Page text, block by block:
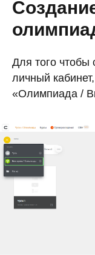
Для того чтобы
личный
«Олимпиада /